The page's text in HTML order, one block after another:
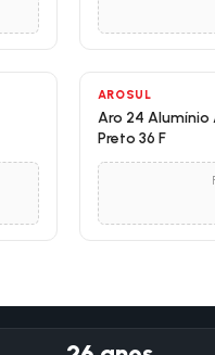
AROSUL
Aro 24 Alumínio
Preto 36 F